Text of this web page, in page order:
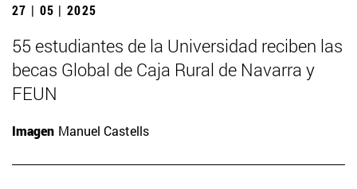
27 | 05 | 2025
55 estudiantes de la Universidad reciben las
becas Global de Caja Rural de Navarra y
FEUN
Imagen Manuel Castells